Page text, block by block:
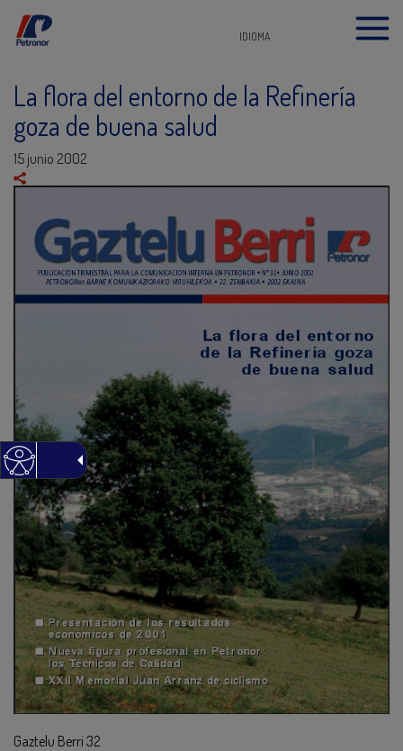
IDIOMA
La flora del entorno de la Refinería
goza de buena salud
15 junio 2002
Gaztelu Berri 32